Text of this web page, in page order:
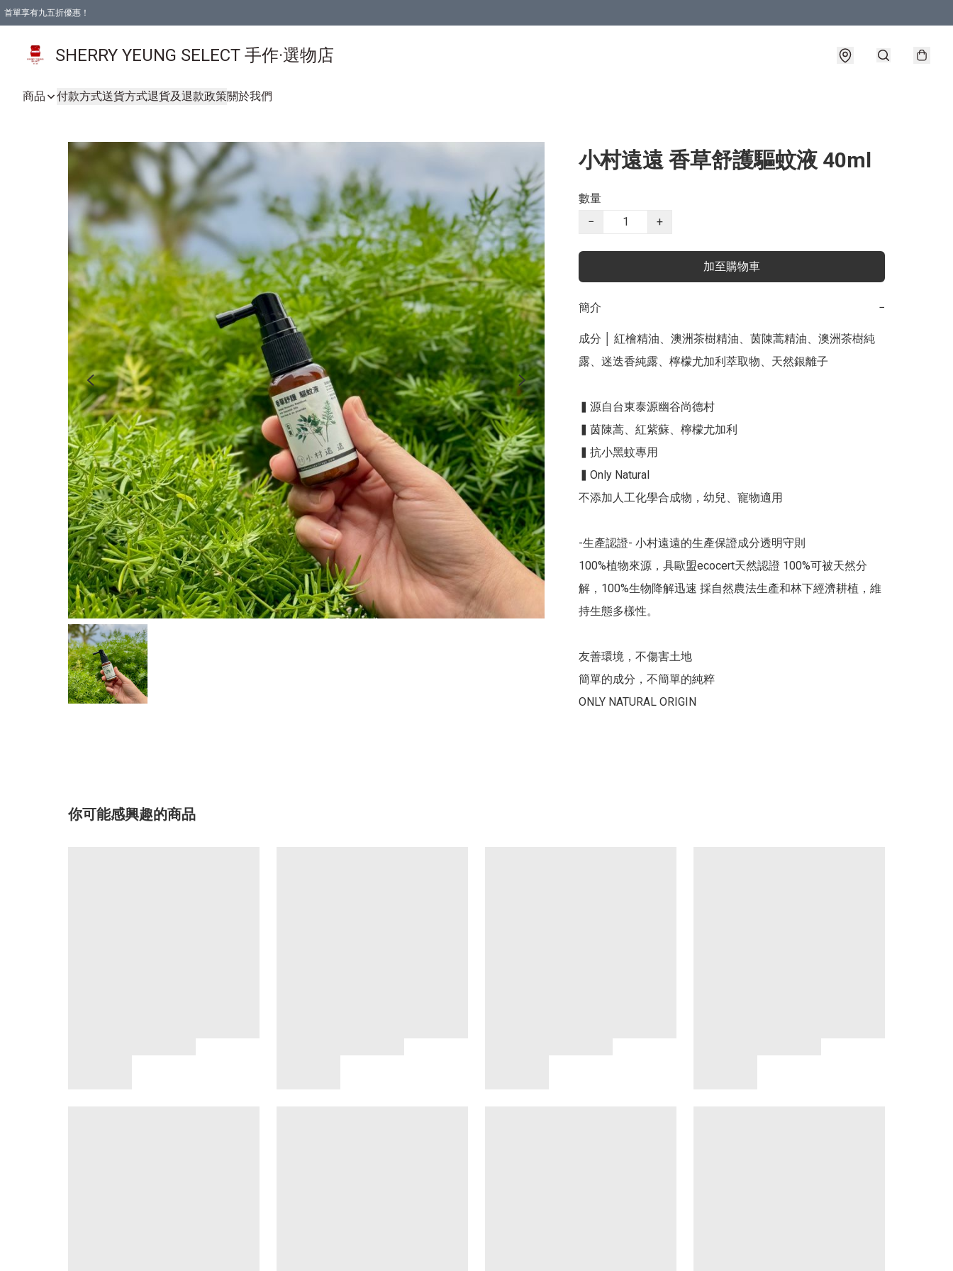
首單享有九五折優惠！
SHERRY YEUNG SELECT 手作·選物店
商品 付款方式送貨方式退貨及退款政策關於我們
小村遠遠 香草舒護驅蚊液 40ml
數量
−
+
加至購物車
簡介 −
成分 │ 紅檜精油、澳洲茶樹精油、茵陳蒿精油、澳洲茶樹純
露、迷迭香純露、檸檬尤加利萃取物、天然銀離子
▍源自台東泰源幽谷尚德村
▍茵陳蒿、紅紫蘇、檸檬尤加利
▍抗⼩⿊蚊專⽤
▍Only Natural
不添加人工化學合成物，幼兒、寵物適用
-生產認證- 小村遠遠的生產保證成分透明守則
100%植物來源，具歐盟ecocert天然認證 100%可被天然分
解，100%生物降解迅速 採自然農法生產和林下經濟耕植，維
持生態多樣性。
友善環境，不傷害土地
簡單的成分，不簡單的純粹
ONLY NATURAL ORIGIN
你可能感興趣的商品